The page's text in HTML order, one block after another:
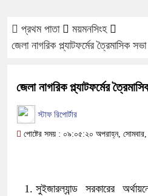
প্রথম পাতা
ময়মনসিংহ
জেলা নাগরিক প্ল্যাটফর্মের ত্রৈমাসিক
জেলা নাগরিক প্ল্যাটফর্মের
স্টাফ রিপোর্টার
পোষ্টের সময় : ০৯:০৫:২০ অপরাহ্ন,
সুইজারল্যান্ড সরকারের